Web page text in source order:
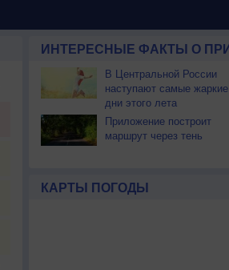
ИНТЕРЕСНЫЕ ФАКТЫ О
В Центральной России
наступают самые жаркие
дни этого лета
Приложение построит
маршрут через тень
КАРТЫ ПОГОДЫ